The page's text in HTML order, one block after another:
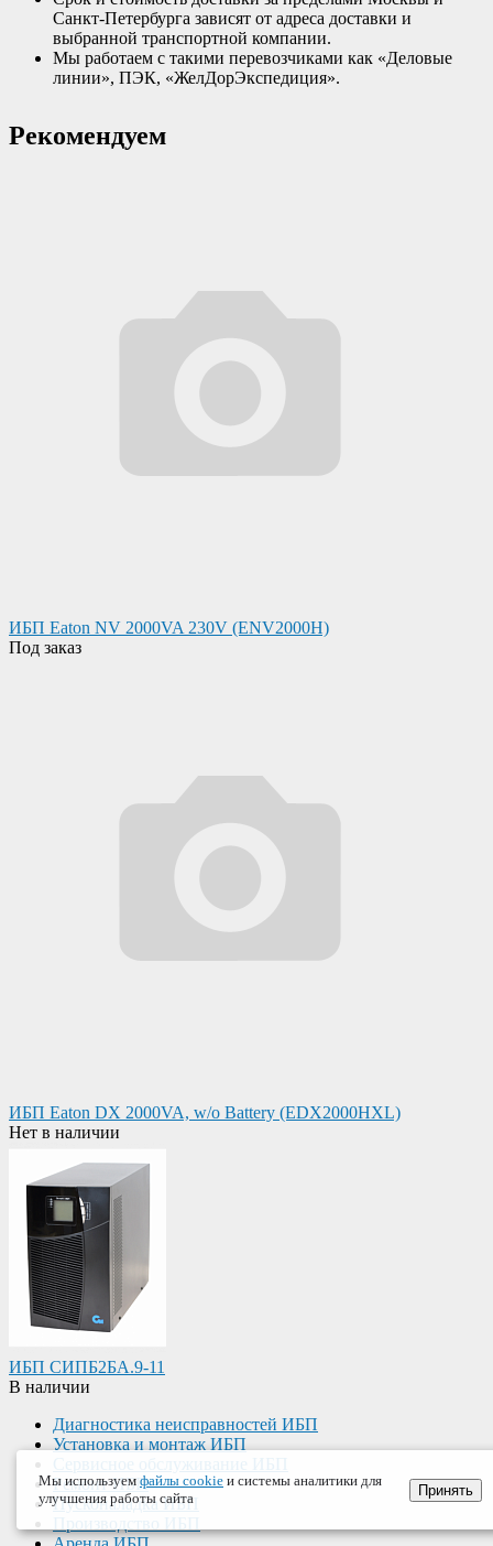
Санкт-Петербурга зависят от адреса доставки и
выбранной транспортной компании.
Мы работаем с такими перевозчиками как «Деловые
линии», ПЭК, «ЖелДорЭкспедиция».
Рекомендуем
ИБП Eaton NV 2000VA 230V (ENV2000H)
Под заказ
ИБП Eaton DX 2000VA, w/o Battery (EDX2000HXL)
Нет в наличии
ИБП СИПБ2БА.9-11
В наличии
Диагностика неисправностей ИБП
Установка и монтаж ИБП
Ремонт ИБП
Пусконаладка ИБП
Мы используем файлы cookie и системы аналитики для
улучшения работы сайта
Принять